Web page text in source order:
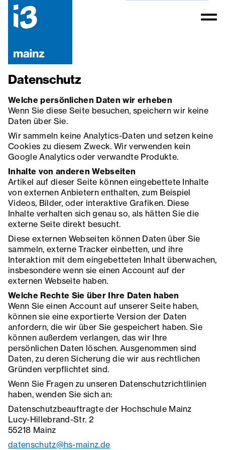
Datenschutz
Welche persönlichen Daten wir erheben
Wenn Sie diese Seite besuchen, speichern wir keine
Daten über Sie.
Wir sammeln keine Analytics-Daten und setzen keine
Cookies zu diesem Zweck. Wir verwenden kein
Google Analytics oder verwandte Produkte.
Inhalte von anderen Webseiten
Artikel auf dieser Seite können eingebettete Inhalte
von externen Anbietern enthalten, zum Beispiel
Videos, Bilder, oder interaktive Grafiken. Diese
Inhalte verhalten sich genau so, als hätten Sie die
externe Seite direkt besucht.
Diese externen Webseiten können Daten über Sie
sammeln, externe Tracker einbetten, und ihre
Interaktion mit dem eingebetteten Inhalt überwachen,
insbesondere wenn sie einen Account auf der
externen Webseite haben.
Welche Rechte Sie über Ihre Daten haben
Wenn Sie einen Account auf unserer Seite haben,
können sie eine exportierte Version der Daten
anfordern, die wir über Sie gespeichert haben. Sie
können außerdem verlangen, das wir Ihre
persönlichen Daten löschen. Ausgenommen sind
Daten, zu deren Sicherung die wir aus rechtlichen
Gründen verpflichtet sind.
Wenn Sie Fragen zu unseren Datenschutzrichtlinien
haben, wenden Sie sich an:
Datenschutzbeauftragte der Hochschule Mainz
Lucy-Hillebrand-Str. 2
55218 Mainz
datenschutz@hs-mainz.de